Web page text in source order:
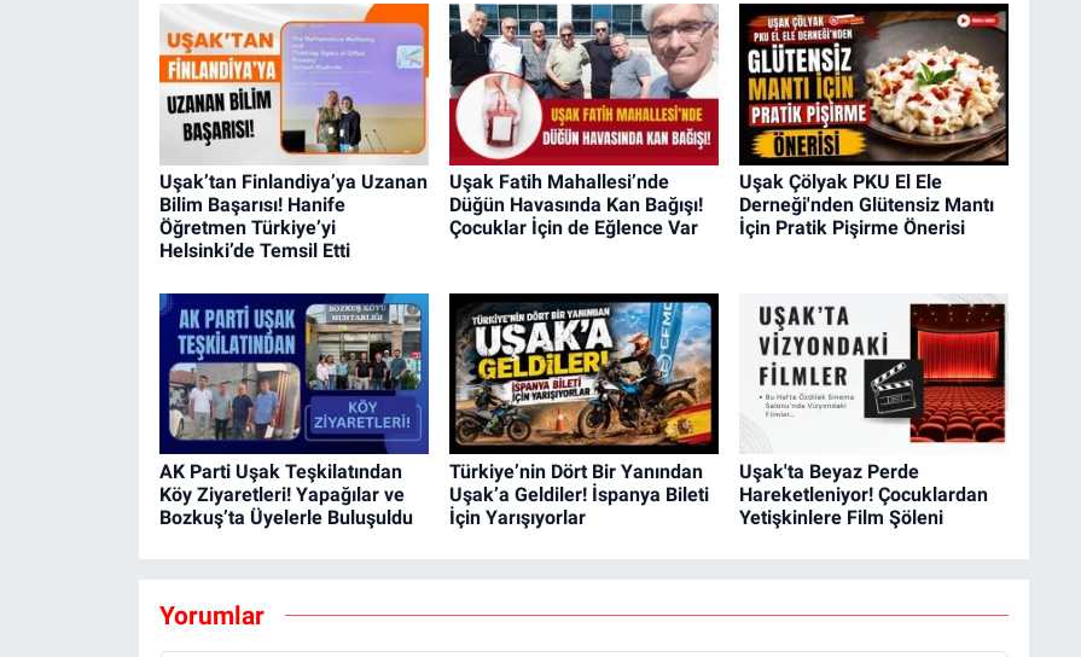
Uşak’tan Finlandiya’ya Uzanan
Bilim Başarısı! Hanife
Öğretmen Türkiye’yi
Helsinki’de Temsil Etti
Uşak Fatih Mahallesi’nde
Düğün Havasında Kan Bağışı!
Çocuklar İçin de Eğlence Var
Uşak Çölyak PKU El Ele
Derneği'nden Glütensiz Mantı
İçin Pratik Pişirme Önerisi
AK Parti Uşak Teşkilatından
Köy Ziyaretleri! Yapağılar ve
Bozkuş’ta Üyelerle Buluşuldu
Türkiye’nin Dört Bir Yanından
Uşak’a Geldiler! İspanya Bileti
İçin Yarışıyorlar
Uşak'ta Beyaz Perde
Hareketleniyor! Çocuklardan
Yetişkinlere Film Şöleni
Yorumlar